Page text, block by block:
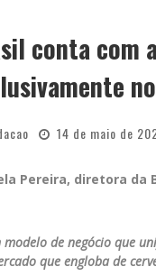
conta com
14 de maio de
Pereira, diretora da
modelo de negócio que
que engloba de